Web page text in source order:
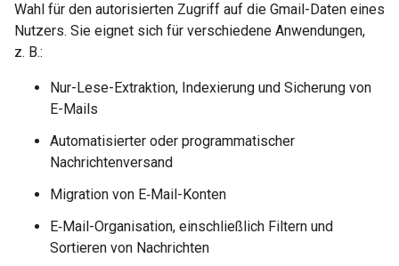
Wahl für den autorisierten Zugriff auf die Gmail-Daten eines
Nutzers. Sie eignet sich für verschiedene Anwendungen,
z. B.:
Nur-Lese-Extraktion, Indexierung und Sicherung von
E-Mails
Automatisierter oder programmatischer
Nachrichtenversand
Migration von E‑Mail-Konten
E‑Mail-Organisation, einschließlich Filtern und
Sortieren von Nachrichten